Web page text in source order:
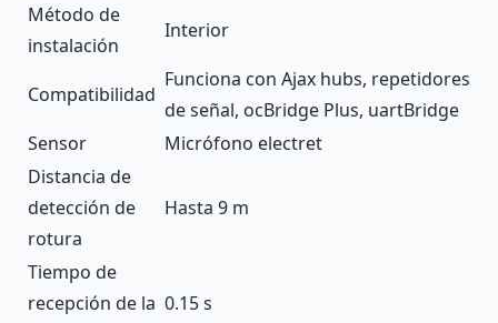
Método de
instalación
Interior
Compatibilidad
Funciona con Ajax hubs, repetidores
de señal, ocBridge Plus, uartBridge
Sensor
Micrófono electret
Distancia de
detección de
rotura
Hasta 9 m
Tiempo de
recepción de la 0.15 s